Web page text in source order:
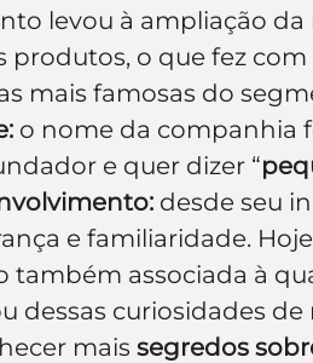
levou à ampliação
produtos, o que fez
mais famosas do
o nome da companhia
e quer dizer “
desde seu
e familiaridade.
também associada à
dessas curiosidades
mais segredos